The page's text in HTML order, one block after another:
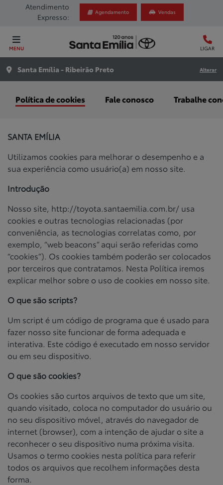
Atendimento
Expresso:
Agendamento Vendas
MENU LIGAR
Santa Emília - Ribeirão Preto Alterar
Fale conosco Trabalhe
Política de cookies
SANTA EMÍLIA
Utilizamos cookies para melhorar o desempenho e a
sua experiência como usuário(a) em nosso site.
Introdução
Nosso site, http://toyota.santaemilia.com.br/ usa
cookies e outras tecnologias relacionadas (por
conveniência, as tecnologias correlatas como, por
exemplo, “web beacons” aqui serão referidas como
“cookies”). Os cookies também poderão ser colocados
por terceiros que contratamos. Nesta Política iremos
explicar melhor sobre o uso de cookies em nosso site.
O que são scripts?
Um script é um código de programa que é usado para
fazer nosso site funcionar de forma adequada e
interativa. Este código é executado em nosso servidor
ou em seu dispositivo.
O que são cookies?
Os cookies são curtos arquivos de texto que um site,
quando visitado, coloca no computador do usuário ou
no seu dispositivo móvel, através do navegador de
internet (browser), com a intenção de ajudar o site a
reconhecer o seu dispositivo numa próxima visita.
Usamos o termo cookies nesta política para referir
todos os arquivos que recolhem informações desta
forma.